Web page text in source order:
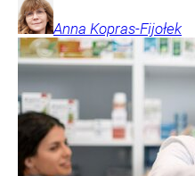
Anna Kopras-Fijołek